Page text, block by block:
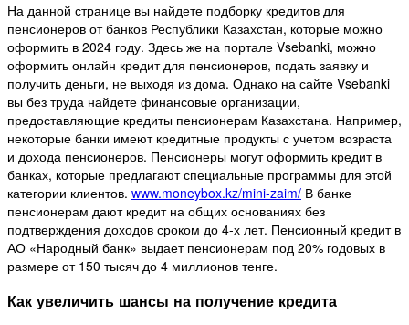
На данной странице вы найдете подборку кредитов для
пенсионеров от банков Республики Казахстан, которые можно
оформить в 2024 году. Здесь же на портале Vsebanki, можно
оформить онлайн кредит для пенсионеров, подать заявку и
получить деньги, не выходя из дома. Однако на сайте Vsebanki
вы без труда найдете финансовые организации,
предоставляющие кредиты пенсионерам Казахстана. Например,
некоторые банки имеют кредитные продукты с учетом возраста
и дохода пенсионеров. Пенсионеры могут оформить кредит в
банках, которые предлагают специальные программы для этой
категории клиентов. www.moneybox.kz/mini-zaim/ В банке
пенсионерам дают кредит на общих основаниях без
подтверждения доходов сроком до 4-х лет. Пенсионный кредит в
АО «Народный банк» выдает пенсионерам под 20% годовых в
размере от 150 тысяч до 4 миллионов тенге.
Как увеличить шансы на получение кредита